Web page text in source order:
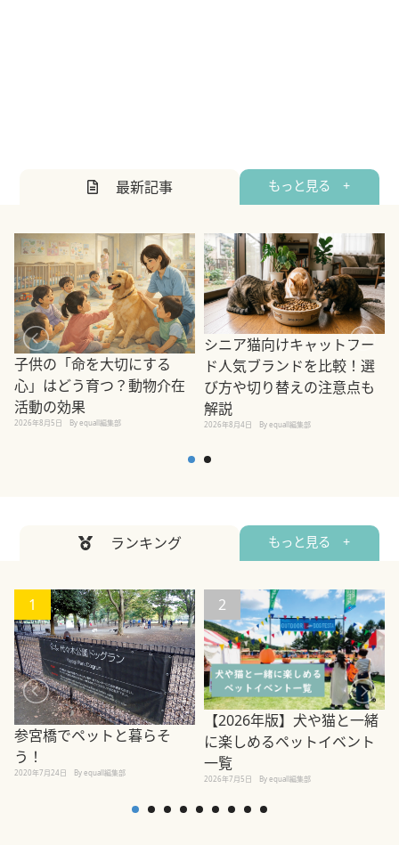
最新記事 もっと見る +
子供の「命を大切にする
心」はどう育つ？動物介在
活動の効果
2026年8月5日 By equall編集部
シニア猫向けキャットフー
ド人気ブランドを比較！選
び方や切り替えの注意点も
解説
2026年8月4日 By equall編集部
ランキング もっと見る +
1
参宮橋でペットと暮らそ
う！
2020年7月24日 By equall編集部
2
【2026年版】犬や猫と一緒
に楽しめるペットイベント
一覧
2026年7月5日 By equall編集部